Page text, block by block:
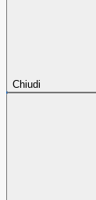
Chiudi